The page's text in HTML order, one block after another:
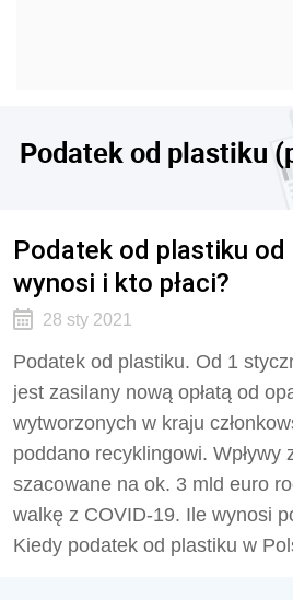
Podatek od plastiku
Podatek od plastiku od
wynosi i kto płaci?
28 sty 2021
Podatek od plastiku. Od 1
jest zasilany nową opłatą od
wytworzonych w kraju
poddano recyklingowi. Wpływy
szacowane na ok. 3 mld euro
walkę z COVID-19. Ile wynosi
Kiedy podatek od plastiku w